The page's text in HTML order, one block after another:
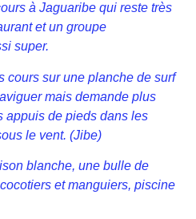
à Jaguaribe qui reste très
et un groupe
super.
cours sur une planche de surf
mais demande plus
appuis de pieds dans les
le vent. (Jibe)
blanche, une bulle de
et manguiers, piscine